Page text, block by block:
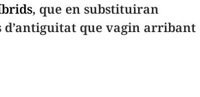
, que en substituiran
d’antiguitat que vagin arribant